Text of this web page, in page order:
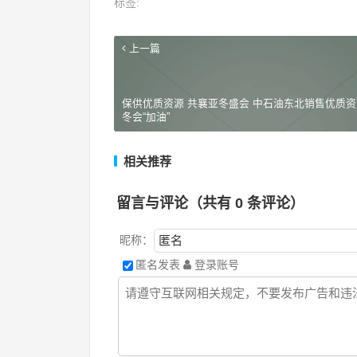
标签:
上一篇
保供优质资源 共襄亚冬盛会 中石油东北销售优质
冬会“加油”
相关推荐
留言与评论（共有 0 条评论）
昵称：
匿名发表
登录账号